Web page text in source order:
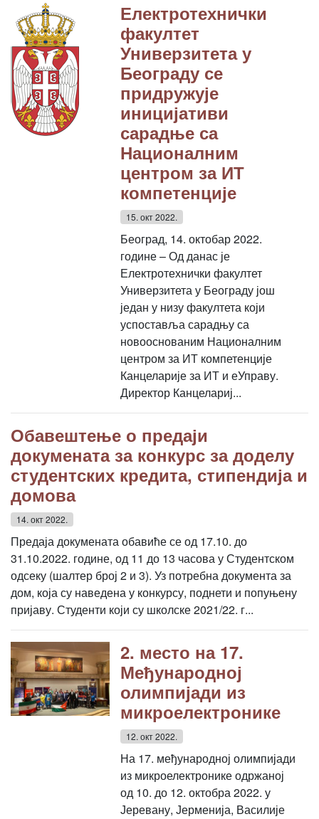
Електротехнички
факултет
Универзитета у
Београду се
придружује
иницијативи
сарадње са
Националним
центром за ИТ
компетенције
15. окт 2022.
Београд, 14. октобар 2022.
године – Од данас је
Електротехнички факултет
Универзитета у Београду још
један у низу факултета који
успоставља сарадњу са
новооснованим Националним
центром за ИТ компетенције
Канцеларије за ИТ и еУправу.
Директор Канцелариј...
Обавештење о предаји
докумената за конкурс за доделу
студентских кредита, стипендија и
домова
14. окт 2022.
Предаја докумената обавиће се од 17.10. до
31.10.2022. године, од 11 до 13 часова у Студентском
одсеку (шалтер број 2 и 3). Уз потребна документа за
дом, која су наведена у конкурсу, поднети и попуњену
пријаву. Студенти који су школске 2021/22. г...
2. место на 17.
Међународној
олимпијади из
микроелектронике
12. окт 2022.
На 17. међународној олимпијади
из микроелектронике одржаној
од 10. до 12. октобра 2022. у
Јеревану, Јерменија, Василије